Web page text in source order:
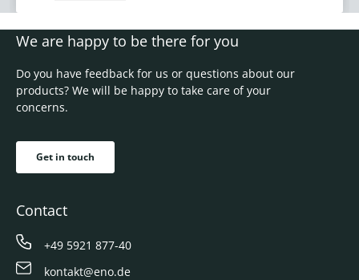
We are happy to be there for you
Do you have feedback for us or questions about our
products? We will be happy to take care of your
concerns.
Get in touch
Contact
+49 5921 877-40
kontakt@eno.de